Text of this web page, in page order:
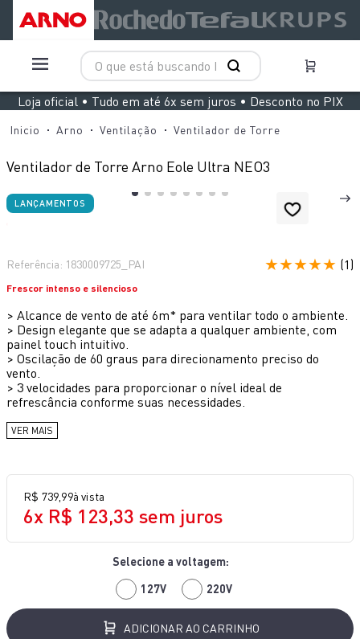
O que está buscando hoje?
Loja oficial • Tudo em até 6x sem juros • Desconto no PIX
Arno Ventilação Ventilador de Torre
Ventilador de Torre Arno Eole Ultra NEO3
LANÇAMENTOS
Referência: 1830009725_PAI ★★★★★ (1 )
Frescor intenso e silencioso
> Alcance de vento de até 6m* para ventilar todo o ambiente.
> Design elegante que se adapta a qualquer ambiente, com
painel touch intuitivo.
> Oscilação de 60 graus para direcionamento preciso do
vento.
> 3 velocidades para proporcionar o nível ideal de
refrescância conforme suas necessidades.
VER MAIS
R$ 739 99à vista
6x R$ 123,33 sem juros
127V 220V
ADICIONAR AO CARRINHO
TERMOS MAIS BUSCADOS
6º
rochedo natural stone
7º
jogo panelas rochedo stone pro
8º
aspirador x-force 9 60
9º
vaporizador pure pop